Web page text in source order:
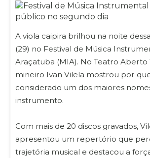
A viola caipira brilhou na noite
(29) no Festival de Música
Araçatuba (MIA). No Teatro Aberto
mineiro Ivan Vilela mostrou por
considerado um dos maiores
instrumento.
Com mais de 20 discos gravados,
apresentou um repertório que
trajetória musical e destacou a